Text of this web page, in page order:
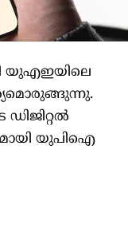
യുഎഇയിലെ
യുപിഐ